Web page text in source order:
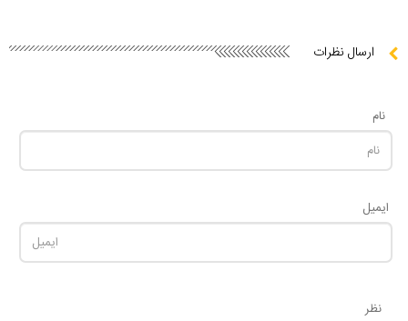
ارسال نظرات
نام
ایمیل
نظر